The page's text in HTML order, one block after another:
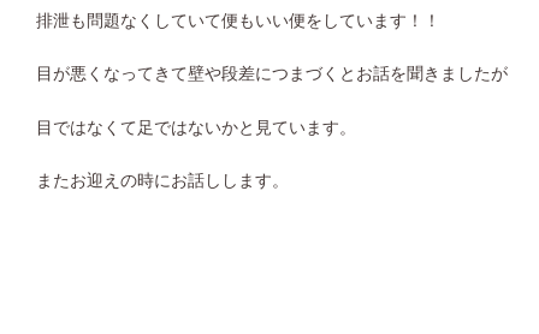
排泄も問題なくしていて便もいい便をしています！！
目が悪くなってきて壁や段差につまづくとお話を聞きましたが
目ではなくて足ではないかと見ています。
またお迎えの時にお話しします。